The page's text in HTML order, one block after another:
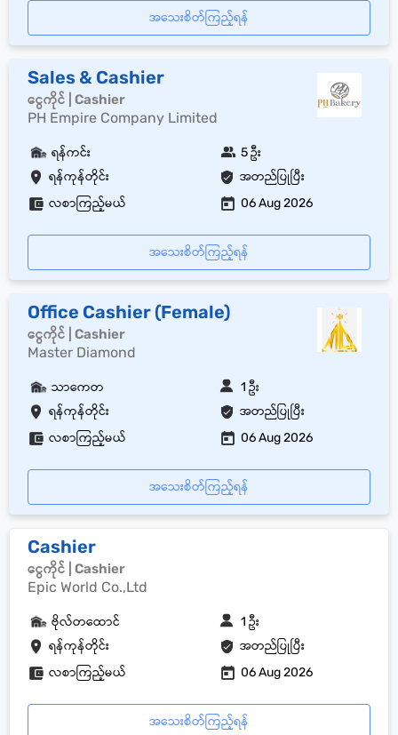
အသေးစိတ်ကြည့်ရန်
Sales & Cashier
ငွေကိုင် | Cashier
PH Empire Company Limited
ရန်ကုန်တိုင်း အတည်ပြုပြီး
ရန်ကင်း 5 ဦး
လစာကြည့်မယ် 06 Aug 2026
အသေးစိတ်ကြည့်ရန်
Office Cashier (Female)
ငွေကိုင် | Cashier
Master Diamond
ရန်ကုန်တိုင်း အတည်ပြုပြီး
သာကေတ 1 ဦး
လစာကြည့်မယ် 06 Aug 2026
အသေးစိတ်ကြည့်ရန်
Cashier
ငွေကိုင် | Cashier
Epic World Co.,Ltd
ရန်ကုန်တိုင်း အတည်ပြုပြီး
ဗိုလ်တထောင် 1 ဦး
လစာကြည့်မယ် 06 Aug 2026
အသေးစိတ်ကြည့်ရန်